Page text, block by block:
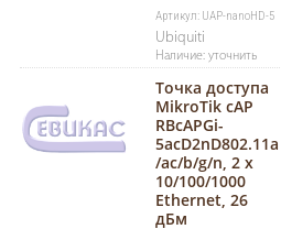
Артикул: UAP-nanoHD-5
Ubiquiti
Наличие: уточнить
Точка доступа
MikroTik cAP
RBcAPGi-
5acD2nD802.11а
/ac/b/g/n, 2 x
10/100/1000
Ethernet, 26
дБм